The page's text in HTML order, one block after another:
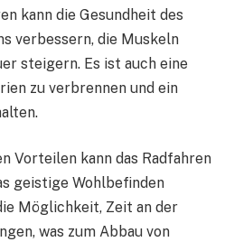
kann die Gesundheit des
verbessern, die Muskeln
steigern. Es ist auch eine
zu verbrennen und ein
Vorteilen kann das Radfahren
geistige Wohlbefinden
Möglichkeit, Zeit an der
was zum Abbau von